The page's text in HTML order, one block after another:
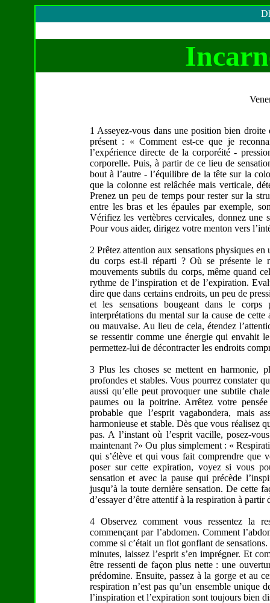
1 Asseyez-vous dans une position bien droite
présent : « Comment est-ce que je
l’expérience directe de la corporéité -
corporelle. Puis, à partir de ce lieu de
bout à l’autre - l’équilibre de la tête sur la
que la colonne est relâchée mais verticale,
Prenez un peu de temps pour rester sur la
entre les bras et les épaules par exemple,
Vérifiez les vertèbres cervicales, donnez une
Pour vous aider, dirigez votre menton vers
2 Prêtez attention aux sensations physiques
du corps est-il réparti ? Où se présente le
mouvements subtils du corps, même quand
rythme de l’inspiration et de l’expiration.
dire que dans certains endroits, un peu de
et les sensations bougeant dans le corps
interprétations du mental sur la cause de
ou mauvaise. Au lieu de cela, étendez
se ressentir comme une énergie qui envahit
permettez-lui de décontracter les endroits
3 Plus les choses se mettent en harmonie,
profondes et stables. Vous pourrez constater
aussi qu’elle peut provoquer une subtile
paumes ou la poitrine. Arrêtez votre
probable que l’esprit vagabondera, mais
harmonieuse et stable. Dès que vous réalisez
pas. A l’instant où l’esprit vacille, posez-
maintenant ?» Ou plus simplement : «
qui s’élève et qui vous fait comprendre que
poser sur cette expiration, voyez si vous
sensation et avec la pause qui précède
jusqu’à la toute dernière sensation. De cette
d’essayer d’être attentif à la respiration à partir
4 Observez comment vous ressentez la
commençant par l’abdomen. Comment
comme si c’était un flot gonflant de
minutes, laissez l’esprit s’en imprégner. Et
être ressenti de façon plus nette : une
prédomine. Ensuite, passez à la gorge et au
respiration n’est pas qu’un ensemble unique
l’inspiration et l’expiration sont toujours bien